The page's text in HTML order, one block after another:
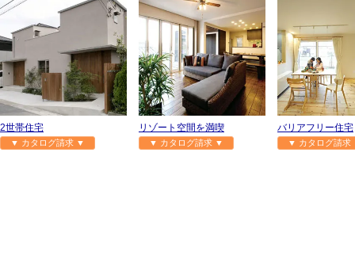
2世帯住宅
▼ カタログ請求 ▼
リゾート空間を満喫
▼ カタログ請求 ▼
バリアフリー住宅
▼ カタログ請